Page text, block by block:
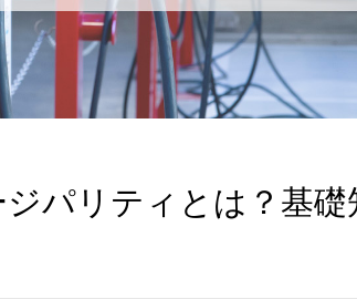
パリティとは？基